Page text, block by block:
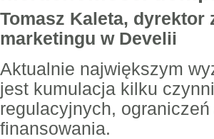
Tomasz Kaleta, dyrektor
marketingu w Develii
Aktualnie największym
jest kumulacja kilku
regulacyjnych,
finansowania.